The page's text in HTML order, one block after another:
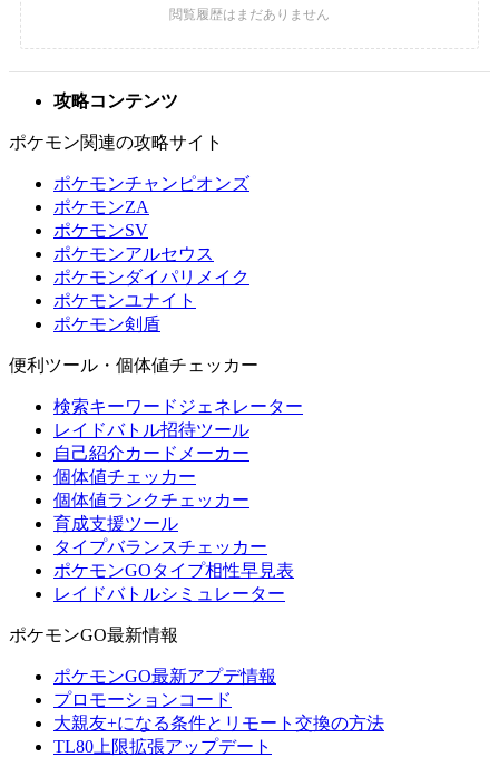
攻略コンテンツ
ポケモン関連の攻略サイト
ポケモンチャンピオンズ
ポケモンZA
ポケモンSV
ポケモンアルセウス
ポケモンダイパリメイク
ポケモンユナイト
ポケモン剣盾
便利ツール・個体値チェッカー
検索キーワードジェネレーター
レイドバトル招待ツール
自己紹介カードメーカー
個体値チェッカー
個体値ランクチェッカー
育成支援ツール
タイプバランスチェッカー
ポケモンGOタイプ相性早見表
レイドバトルシミュレーター
ポケモンGO最新情報
ポケモンGO最新アプデ情報
プロモーションコード
大親友+になる条件とリモート交換の方法
TL80上限拡張アップデート